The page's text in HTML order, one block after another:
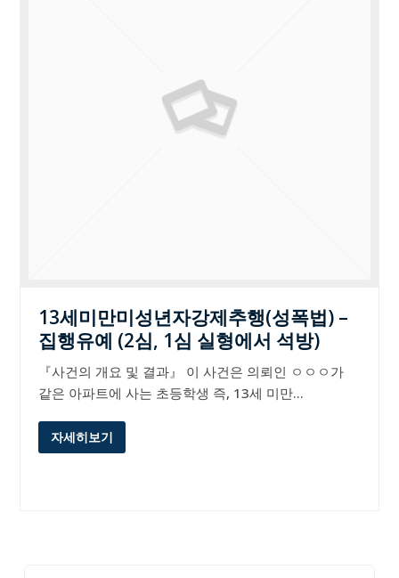
13세미만미성년자강제추행(성폭법) –
집행유예 (2심, 1심 실형에서 석방)
『사건의 개요 및 결과』 이 사건은 의뢰인 ㅇㅇㅇ가
같은 아파트에 사는 초등학생 즉, 13세 미만…
자세히보기